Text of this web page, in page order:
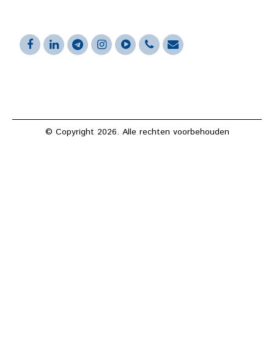
© Copyright 2026. Alle rechten voorbehouden